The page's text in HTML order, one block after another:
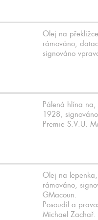
Olej na
rámováno,
signováno
Pálená hlína
1928,
Premie S.V.U.
Olej na
rámováno,
GMacoun.
Posoudil a
Michael Zachař.